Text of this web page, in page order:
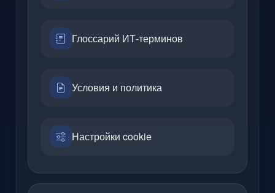
Глоссарий ИТ-терминов
Условия и политика
Настройки cookie